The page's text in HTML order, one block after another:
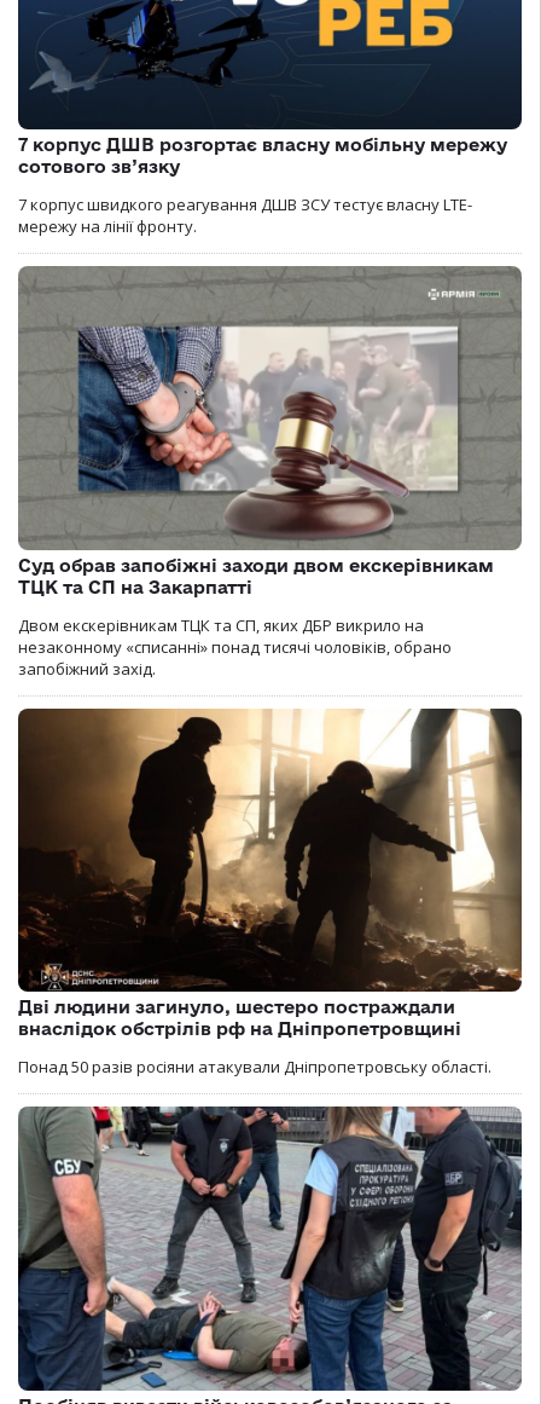
7 корпус ДШВ розгортає власну мобільну мережу
сотового зв’язку
7 корпус швидкого реагування ДШВ ЗСУ тестує власну LTE-
мережу на лінії фронту.
Суд обрав запобіжні заходи двом екскерівникам
ТЦК та СП на Закарпатті
Двом екскерівникам ТЦК та СП, яких ДБР викрило на
незаконному «списанні» понад тисячі чоловіків, обрано
запобіжний захід.
Дві людини загинуло, шестеро постраждали
внаслідок обстрілів рф на Дніпропетровщині
Понад 50 разів росіяни атакували Дніпропетровську області.